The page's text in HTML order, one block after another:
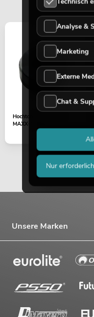
Hochtontreiber 8Ohm
MAXX-1206
Unsere Marken
Analyse &
Marketing
Externe
Chat &
Nur